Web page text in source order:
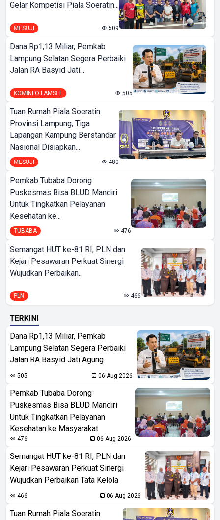
Gelar Kompetisi Piala Soeratin...
MESUJI 509
Dana Rp1,13 Miliar, Pemkab
Lampung Selatan Segera Perbaiki
Jalan RA Basyid Jati...
KOMINFO LAMSEL 505
Tuan Rumah Piala Soeratin
Provinsi Lampung, Tiga
Lapangan Kampung Berstandar
Nasional Disiapkan...
MESUJI 480
Pemkab Tubaba Dorong
Puskesmas Bisa BLUD Mandiri
Untuk Tingkatkan Pelayanan
Kesehatan ke...
TUBABA 476
Semangat HUT ke-81 RI, PLN dan
Kejari Pesawaran Perkuat Sinergi
Wujudkan Perbaikan...
PLN 466
TERKINI
Dana Rp1,13 Miliar, Pemkab
Lampung Selatan Segera Perbaiki
Jalan RA Basyid Jati Agung
505 06-Aug-2026
Pemkab Tubaba Dorong
Puskesmas Bisa BLUD Mandiri
Untuk Tingkatkan Pelayanan
Kesehatan ke Masyarakat
476 06-Aug-2026
Semangat HUT ke-81 RI, PLN dan
Kejari Pesawaran Perkuat Sinergi
Wujudkan Perbaikan Tata Kelola
466 06-Aug-2026
Tuan Rumah Piala Soeratin